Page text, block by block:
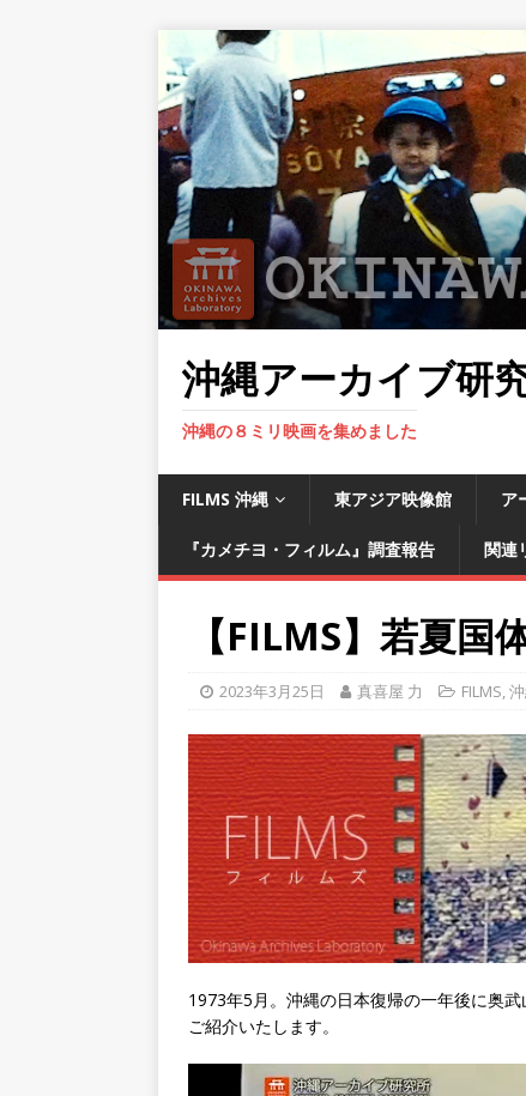
沖縄アーカイブ研
沖縄の８ミリ映画を集めました
FILMS 沖縄 東アジア映像館 ア
『カメチヨ・フィルム』調査報告 関連
【FILMS】若夏国
2023年3月25日 真喜屋 力 FILMS,
1973年5月。沖縄の日本復帰の一年後に奥
ご紹介いたします。